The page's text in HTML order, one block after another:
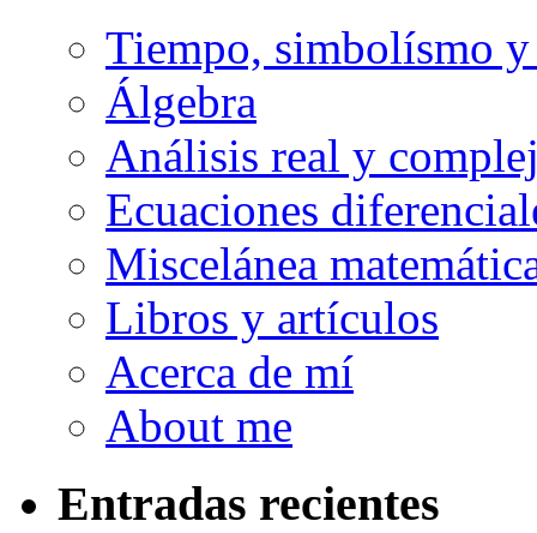
Tiempo, simbolísmo
Álgebra
Análisis real y
Ecuaciones
Miscelánea
Libros y artículos
Acerca de mí
About me
Entradas recientes